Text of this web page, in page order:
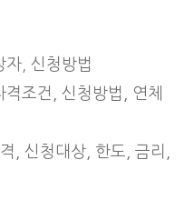
자, 신청방법
조건, 신청방법, 연체
, 신청대상, 한도, 금리,